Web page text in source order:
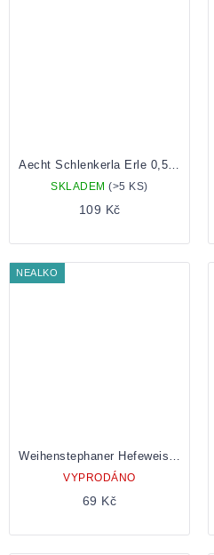
SKLADEM(>5 KS)
109 Kč
NEALKO
VYPRODÁNO
69 Kč